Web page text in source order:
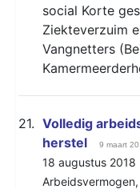
social Korte
Ziekteverzuim
Vangnetters
21. Volledig
herstel
9 maart
18 augustus
Arbeidsvermogen,